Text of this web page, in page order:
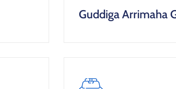
Guddiga Arrimaha